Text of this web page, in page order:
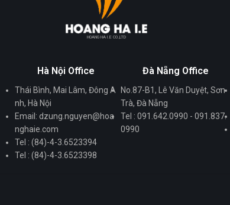
HOANG HA I.E CO.,LTD
Hà Nội Office
Thái Bình, Mai Lâm, Đông A
nh, Hà Nội
Email: dzung.nguyen@hoa
nghaie.com
Tel : (84)-4-3.6523394
Tel : (84)-4-3.6523398
Đà Nẵng Office
No.87-B1, Lê Văn Duyệt, Sơn
Trà, Đà Nẵng
Tel : 091.642.0990 - 091.837.
0990